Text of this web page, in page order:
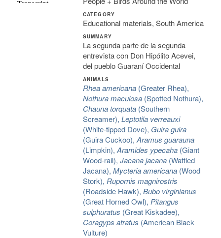
CATEGORY
Educational materials, South America
SUMMARY
La segunda parte de la segunda
entrevista con Don Hipólito Acevei,
del pueblo Guaraní Occidental
ANIMALS
Rhea americana(Greater Rhea),
Nothura maculosa(Spotted Nothura),
Chauna torquata(Southern
Screamer), Leptotila verreauxi
(White-tipped Dove), Guira guira
(Guira Cuckoo), Aramus guarauna
(Limpkin), Aramides ypecaha(Giant
Wood-rail), Jacana jacana(Wattled
Jacana), Mycteria americana(Wood
Stork), Rupornis magnirostris
(Roadside Hawk), Bubo virginianus
(Great Horned Owl), Pitangus
sulphuratus (Great Kiskadee),
Coragyps atratus (American Black
Vulture)